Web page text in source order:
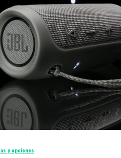
y opciones